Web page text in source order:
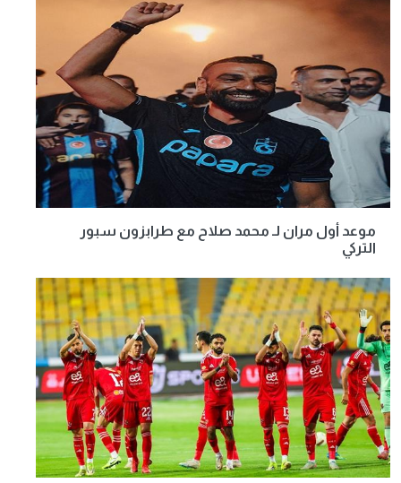
موعد أول مران لـ محمد صلاح مع طرابزون سبور
التركي